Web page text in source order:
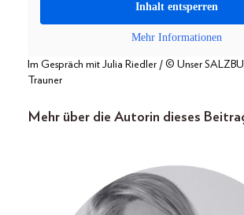
Inhalt entsperren
Mehr Informationen
Im Gespräch mit Julia Riedler / © Unser
Trauner
Mehr über die Autorin dieses